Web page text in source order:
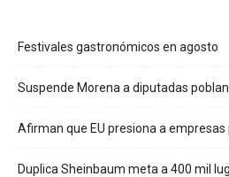
Festivales gastronómicos en agosto
Suspende Morena a diputadas
Afirman que EU presiona a
Duplica Sheinbaum meta a 400 mil